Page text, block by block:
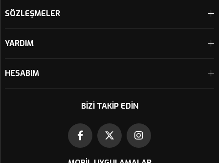
SÖZLEŞMELER
YARDIM
HESABIM
BIZI TAKIP EDIN